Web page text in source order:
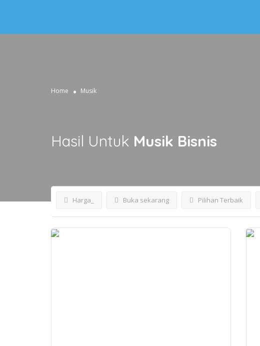
Home Musik
Hasil Untuk Musik Bisnis
Harga_ Buka sekarang Pilihan Terbaik